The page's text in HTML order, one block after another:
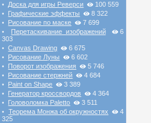
• Доска для игры Реверси 100 559
• Графические эффекты 8 322
• Рисование по маске 7 699
• Перетаскивание изображений
6
303
• Canvas Drawing 6 675
• Рисование Луны 6 602
• Поворот изображения 5 746
• Рисование стержней 4 684
• Paint on Shape 3 389
• Генератор кроссвордов 4 364
• Головоломка Paletto 3 511
• Теорема Монжа об окружностях
4
325